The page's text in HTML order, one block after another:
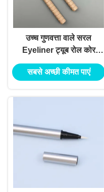
उच्च गुणवत्ता वाले सरल
Eyeliner ट्यूब रोल कोर
Eyeliner कंटेनर कॉस्मेटिक
पैकेजिंग
सबसे अच्छी कीमत पाएं